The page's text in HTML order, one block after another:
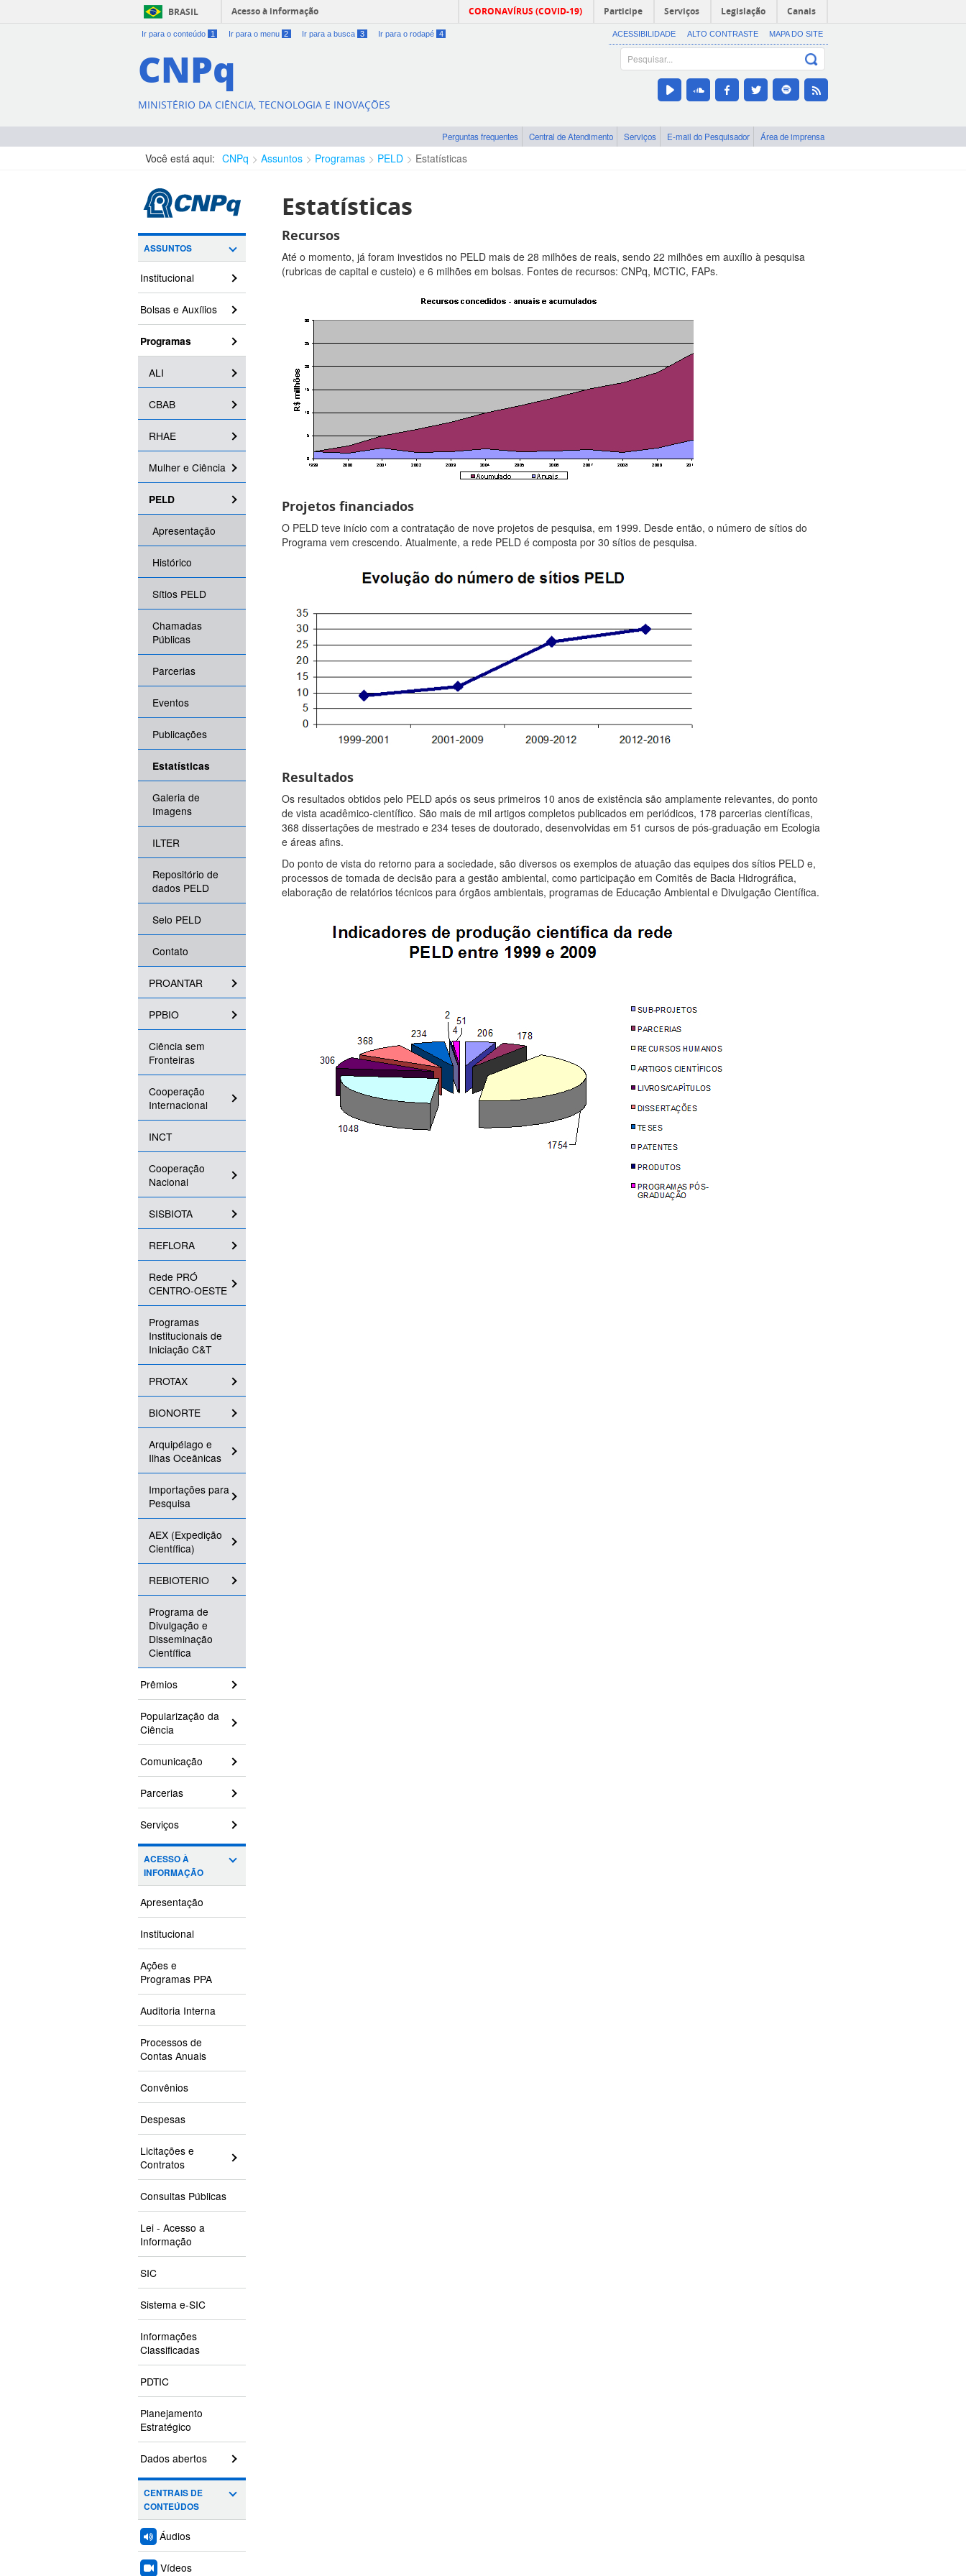
BRASIL Acesso à informação CORONAVÍRUS (COVID-19) Participe Serviços Legislação Canais
Ir para o conteúdo 1 Ir para o menu 2 Ir para a busca 3 Ir para o rodapé 4 ACESSIBILIDADE ALTO CONTRASTE MAPA DO SITE
CNPq
MINISTÉRIO DA CIÊNCIA, TECNOLOGIA E INOVAÇÕES
Perguntas frequentes Central de Atendimento Serviços E-mail do Pesquisador Área de imprensa
Você está aqui: CNPq Assuntos Programas PELD Estatísticas
ASSUNTOS
Institucional
Bolsas e Auxílios
Programas
ALI
CBAB
RHAE
Mulher e Ciência
PELD
Apresentação
Histórico
Sítios PELD
Chamadas
Públicas
Parcerias
Eventos
Publicações
Estatísticas
Galeria de
Imagens
ILTER
Repositório de
dados PELD
Selo PELD
Contato
PROANTAR
PPBIO
Ciência sem
Fronteiras
Cooperação
Internacional
INCT
Cooperação
Nacional
SISBIOTA
REFLORA
Rede PRÓ
CENTRO-OESTE
Programas
Institucionais de
Iniciação C&T
PROTAX
BIONORTE
Arquipélago e
Ilhas Oceânicas
Importações para
Pesquisa
AEX (Expedição
Científica)
REBIOTERIO
Programa de
Divulgação e
Disseminação
Científica
Prêmios
Popularização da
Ciência
Comunicação
Parcerias
Serviços
ACESSO À
INFORMAÇÃO
Apresentação
Institucional
Ações e
Programas PPA
Auditoria Interna
Processos de
Contas Anuais
Convênios
Despesas
Licitações e
Contratos
Consultas Públicas
Lei - Acesso a
Informação
SIC
Sistema e-SIC
Informações
Classificadas
PDTIC
Planejamento
Estratégico
Dados abertos
CENTRAIS DE
CONTEÚDOS
Áudios
Vídeos
Estatísticas
Recursos
Até o momento, já foram investidos no PELD mais de 28 milhões de reais, sendo 22 milhões em auxílio à pesquisa
(rubricas de capital e custeio) e 6 milhões em bolsas. Fontes de recursos: CNPq, MCTIC, FAPs.
Projetos financiados
O PELD teve início com a contratação de nove projetos de pesquisa, em 1999. Desde então, o número de sítios do
Programa vem crescendo. Atualmente, a rede PELD é composta por 30 sítios de pesquisa.
Resultados
Os resultados obtidos pelo PELD após os seus primeiros 10 anos de existência são amplamente relevantes, do ponto
de vista acadêmico-científico. São mais de mil artigos completos publicados em periódicos, 178 parcerias científicas,
368 dissertações de mestrado e 234 teses de doutorado, desenvolvidas em 51 cursos de pós-graduação em Ecologia
e áreas afins.
Do ponto de vista do retorno para a sociedade, são diversos os exemplos de atuação das equipes dos sítios PELD e,
processos de tomada de decisão para a gestão ambiental, como participação em Comitês de Bacia Hidrográfica,
elaboração de relatórios técnicos para órgãos ambientais, programas de Educação Ambiental e Divulgação Científica.